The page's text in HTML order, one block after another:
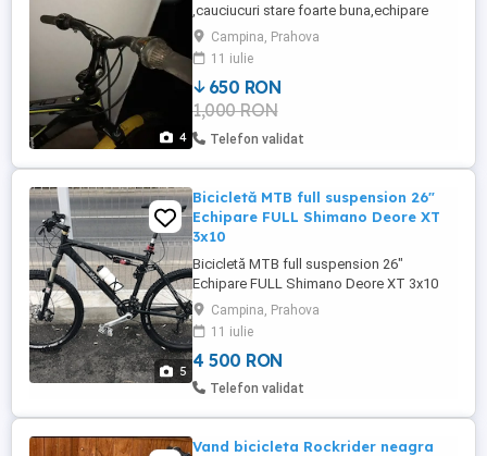
4
,cauciucuri stare foarte buna,echipare
Shimano.
Campina, Prahova
11 iulie
650 RON
1,000 RON
Telefon validat
5
Bicicletă MTB full suspension 26"
Echipare FULL Shimano Deore XT
3x10
Bicicletă MTB full suspension 26"
Echipare FULL Shimano Deore XT 3x10
Vând bicicletă full suspensie (double
suspension), mărimea M L, potrivită
pentru înălțimi între 1.75m - 1.86m (eu am
1.83m și îmi vine perfect). Suspensii: -
Furcă față cursă 120mm (12cm)
Campina, Prahova
11 iulie
4 500 RON
Telefon validat
Vand bicicleta Rockrider neagra